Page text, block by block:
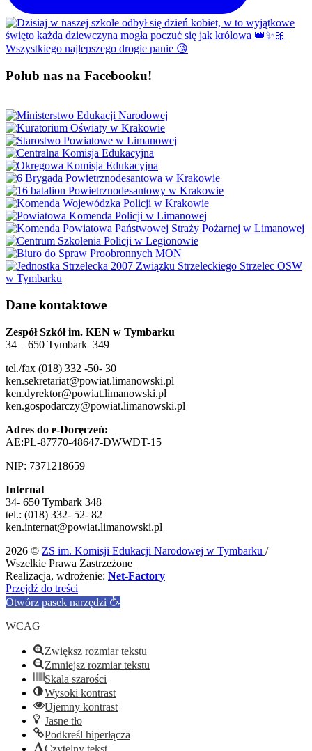
Polub nas na Facebooku!
Dane kontaktowe
Zespół Szkół im. KEN w Tymbarku
34 – 650 Tymbark 349
tel./fax (018) 332 -50- 30
ken.sekretariat@powiat.limanowski.pl
ken.dyrektor@powiat.limanowski.pl
ken.gospodarczy@powiat.limanowski.pl
Adres do e-Doręczeń:
AE:PL-87770-48647-DWWDT-15
NIP: 7371218659
Internat
34- 650 Tymbark 348
tel.: (018) 332- 52- 82
ken.internat@powiat.limanowski.pl
2026 © ZS im. Komisji Edukacji Narodowej w Tymbarku /
Wszelkie Prawa Zastrzeżone
Realizacja, wdrożenie: Net-Factory
Przejdź do treści
Otwórz pasek narzędzi
WCAG
Zwiększ rozmiar tekstu
Zmniejsz rozmiar tekstu
Skala szarości
Wysoki kontrast
Ujemny kontrast
Jasne tło
Podkreśl hiperłącza
Czytelny tekst